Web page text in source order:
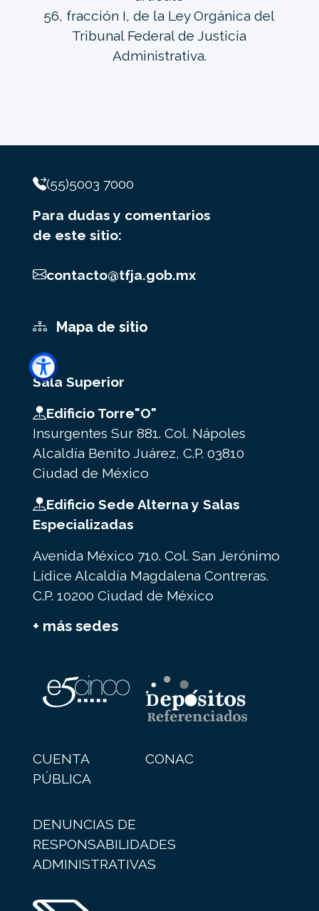
56, fracción I, de la Ley Orgánica del
Tribunal Federal de Justicia
Administrativa.
(55)5003 7000
Para dudas y comentarios
de este sitio:
contacto@tfja.gob.mx
Mapa de sitio
Sala Superior
Edificio Torre"O"
Insurgentes Sur 881. Col. Nápoles
Alcaldía Benito Juárez, C.P. 03810
Ciudad de México
Edificio Sede Alterna y Salas
Especializadas
Avenida México 710. Col. San Jerónimo
Lídice Alcaldía Magdalena Contreras.
C.P. 10200 Ciudad de México
+ más sedes
CUENTA
PÚBLICA
CONAC
DENUNCIAS DE
RESPONSABILIDADES
ADMINISTRATIVAS